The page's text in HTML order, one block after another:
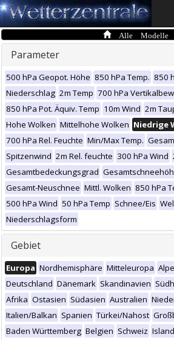
Alle Modelle
Parameter
500 hPa Geopot. Höhe 850 hPa Temp. 850
Niederschlag 2m Temp 700 hPa Vertikalbew
850 hPa Pot. Äquiv. Temp 10m Wind 2m
Hohe Wolken Mittelhohe Wolken Niedrige
700 hPa Rel. Feuchte Min/Max Temp.
Spitzenwind 2m Rel. feuchte 300 hPa Wind
Gesamtbedeckungsgrad
Gesamt-Neuschnee Mittl. Wolken 850 hPa
500 hPa Wind 50 hPa Temp Schnee/Eis
Niederschlagsform
Gebiet
Europa Nordhemisphäre Mitteleuropa
Deutschland Dänemark Skandinavien
Afrika Ostasien Südasien Australien
Italien/Balkan Spanien Türkei/Nahost
Baden Württemberg Belgien Schweiz Island